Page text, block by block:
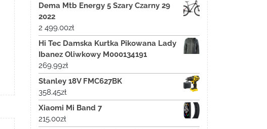
Dema Mtb Energy 5 Szary Czarny 29
2022
2 499.00zł
Hi Tec Damska Kurtka Pikowana Lady
Ibanez Oliwkowy M000134191
269.99zł
Stanley 18V FMC627BK
358.45zł
Xiaomi Mi Band 7
215.00zł